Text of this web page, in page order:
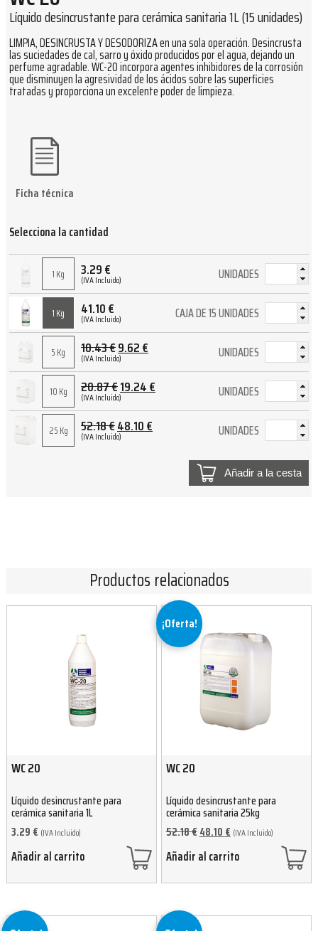
Líquido desincrustante para cerámica sanitaria 1L (15 unidades)
LIMPIA, DESINCRUSTA Y DESODORIZA en una sola operación. Desincrusta
las suciedades de cal, sarro y óxido producidos por el agua, dejando un
perfume agradable. WC-20 incorpora agentes inhibidores de la corrosión
que disminuyen la agresividad de los ácidos sobre las superficies
tratadas y proporciona un excelente poder de limpieza.
Selecciona la cantidad
1 Kg 3.29€
(IVA Incluido) UNIDADES
1 Kg 41.10€
(IVA Incluido) CAJA DE 15 UNIDADES
5 Kg 10.43€9.62€
(IVA Incluido) UNIDADES
10 Kg 20.87€19.24€
(IVA Incluido) UNIDADES
25 Kg 52.18€48.10€
(IVA Incluido) UNIDADES
Añadir a la cesta
Ficha técnica
Productos relacionados
WC 20
Líquido desincrustante para
cerámica sanitaria 1L
3.29 € (IVA Incluido)
Añadir al carrito
¡Oferta!
WC 20
Líquido desincrustante para
cerámica sanitaria 25kg
52.18€48.10€ (IVA Incluido)
Añadir al carrito